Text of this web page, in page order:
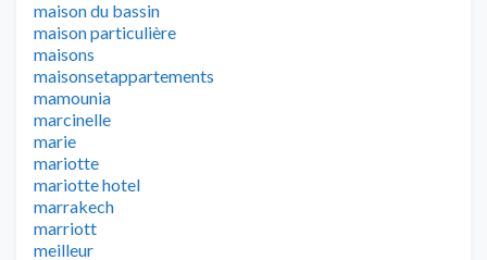
maison du bassin
maison particulière
maisons
maisonsetappartements
mamounia
marcinelle
marie
mariotte
mariotte hotel
marrakech
marriott
meilleur